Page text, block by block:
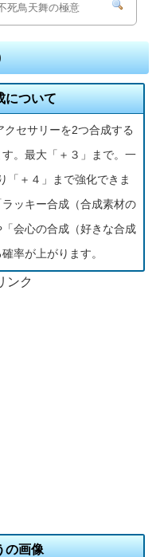
について
セサリーを2つ合成する
。最大「＋３」まで。一
「＋４」まで強化できま
ッキー合成（合成素材の
会心の合成（好きな合成
率が上がります。
ンク
の画像